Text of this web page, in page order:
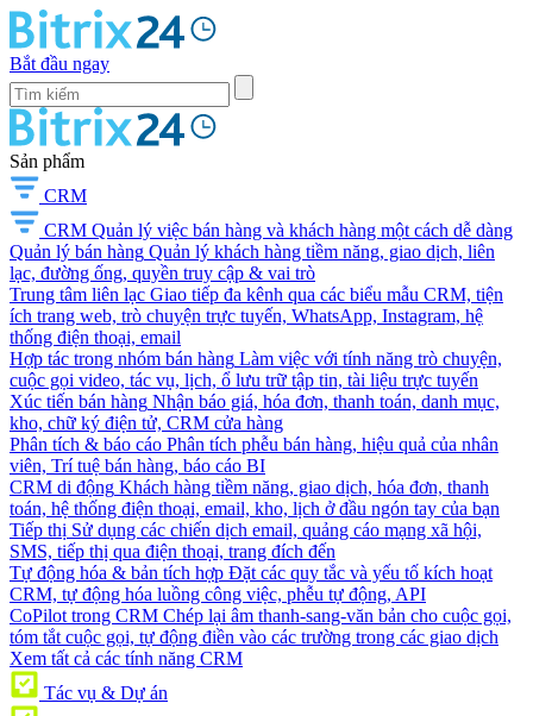
Bắt đầu ngay
Sản phẩm
CRM
CRM Quản lý việc bán hàng và khách hàng một cách dễ dàng
Quản lý bán hàng Quản lý khách hàng tiềm năng, giao dịch, liên
lạc, đường ống, quyền truy cập & vai trò
Trung tâm liên lạc Giao tiếp đa kênh qua các biểu mẫu CRM, tiện
ích trang web, trò chuyện trực tuyến, WhatsApp, Instagram, hệ
thống điện thoại, email
Hợp tác trong nhóm bán hàng Làm việc với tính năng trò chuyện,
cuộc gọi video, tác vụ, lịch, ổ lưu trữ tập tin, tài liệu trực tuyến
Xúc tiến bán hàng Nhận báo giá, hóa đơn, thanh toán, danh mục,
kho, chữ ký điện tử, CRM cửa hàng
Phân tích & báo cáo Phân tích phễu bán hàng, hiệu quả của nhân
viên, Trí tuệ bán hàng, báo cáo BI
CRM di động Khách hàng tiềm năng, giao dịch, hóa đơn, thanh
toán, hệ thống điện thoại, email, kho, lịch ở đầu ngón tay của bạn
Tiếp thị Sử dụng các chiến dịch email, quảng cáo mạng xã hội,
SMS, tiếp thị qua điện thoại, trang đích đến
Tự động hóa & bản tích hợp Đặt các quy tắc và yếu tố kích hoạt
CRM, tự động hóa luồng công việc, phễu tự động, API
CoPilot trong CRM Chép lại âm thanh-sang-văn bản cho cuộc gọi,
tóm tắt cuộc gọi, tự động điền vào các trường trong các giao dịch
Xem tất cả các tính năng CRM
Tác vụ & Dự án